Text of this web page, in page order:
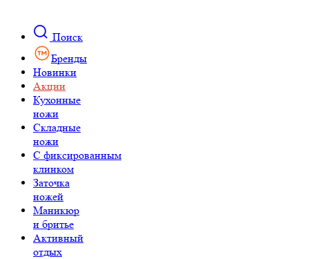
Поиск
Бренды
Новинки
Акции
Кухонные
ножи
Складные
ножи
C фиксированным
клинком
Заточка
ножей
Маникюр
и бритье
Активный
отдых